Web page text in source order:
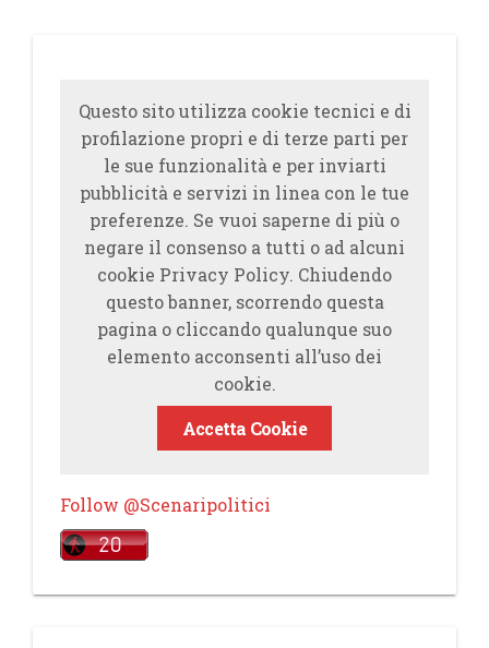
Questo sito utilizza cookie tecnici e di
profilazione propri e di terze parti per
le sue funzionalità e per inviarti
pubblicità e servizi in linea con le tue
preferenze. Se vuoi saperne di più o
negare il consenso a tutti o ad alcuni
cookie Privacy Policy. Chiudendo
questo banner, scorrendo questa
pagina o cliccando qualunque suo
elemento acconsenti all’uso dei
cookie.
Accetta Cookie
Follow @Scenaripolitici